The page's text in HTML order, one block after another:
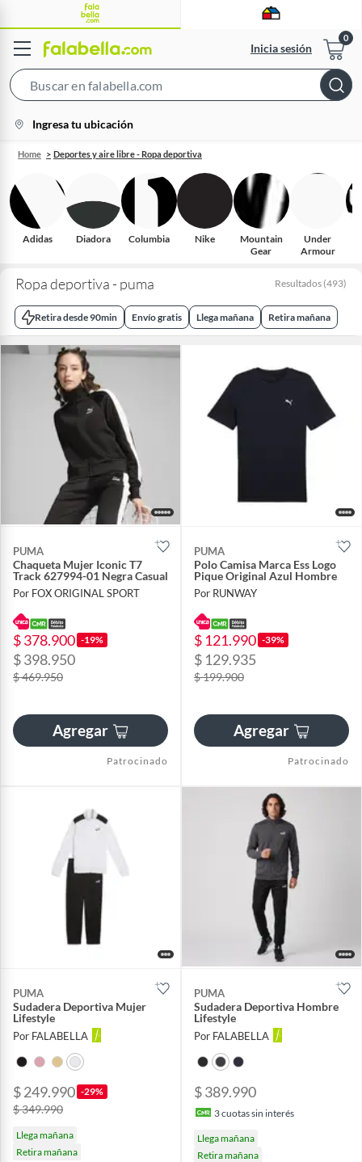
Inicia sesión
Bar
location-
icon
Ingresa tu ubicación
Home Deportes y aire libre - Ropa deportiva
Adidas Diadora Columbia Nike
Mountain
Gear
Under
Armour
Ropa deportiva - puma Resultados (493)
Retira desde 90min Envío gratis Llega mañana Retira mañana
PUMA
Chaqueta Mujer Iconic T7
Track 627994-01 Negra Casual
Por FOX ORIGINAL SPORT
$ 378.900 -19%
$ 398.950
$ 469.950
Agregar
Patrocinado
PUMA
Polo Camisa Marca Ess Logo
Pique Original Azul Hombre
Por RUNWAY
$ 121.990 -39%
$ 129.935
$ 199.900
Agregar
Patrocinado
PUMA
Sudadera Deportiva Mujer
Lifestyle
Por FALABELLA
$ 249.990 -29%
$ 349.990
Llega mañana
Retira mañana
PUMA
Sudadera Deportiva Hombre
Lifestyle
Por FALABELLA
$ 389.990
3cuotas sin interés
Llega mañana
Retira mañana